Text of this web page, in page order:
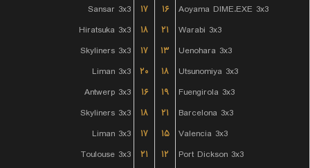
Sansar 3x3
۱۷ ۱۶
Aoyama DIME.EXE 3x3
Hiratsuka 3x3
۱۸ ۲۱
Warabi 3x3
Skyliners 3x3
۱۷ ۱۳
Uenohara 3x3
Liman 3x3
۲۰ ۱۸
Utsunomiya 3x3
Antwerp 3x3
۱۶ ۱۹
Fuengirola 3x3
Skyliners 3x3
۱۸ ۲۱
Barcelona 3x3
Liman 3x3
۱۷ ۱۵
Valencia 3x3
Toulouse 3x3
۲۱ ۱۲
Port Dickson 3x3